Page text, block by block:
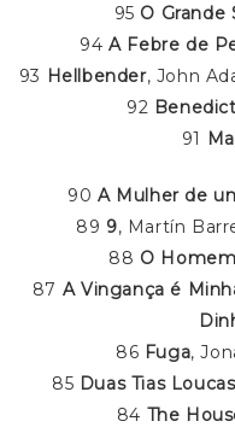
95 O Grande
94A Febre de
93 Hellbender, John
92
91
90 A Mulher de
89 9, Martín
88 O
87 A Vingança é
86 Fuga,
85 Duas Tias
84 The